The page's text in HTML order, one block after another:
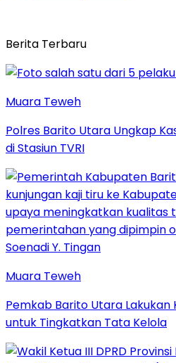
Berita Terbaru
Muara Teweh
Polres Barito Utara Ungkap
di Stasiun TVRI
Muara Teweh
Pemkab Barito Utara Lakukan
untuk Tingkatkan Tata Kelola